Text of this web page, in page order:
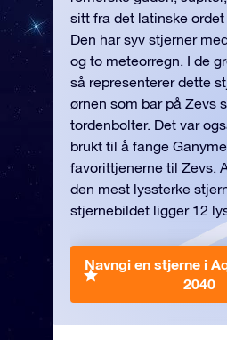
sitt fra det latinske ordet
Den har syv stjerner
og to meteorregn. I de
så representerer dette
ørnen som bar på Zevs
tordenbolter. Det var
brukt til å fange
favorittjenerne til Zevs.
den mest lyssterke
stjernebildet ligger 12
Navngi en stjerne i
2040